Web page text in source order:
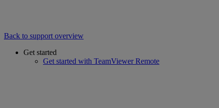
Back to support overview
Get started
Get started with TeamViewer Remote